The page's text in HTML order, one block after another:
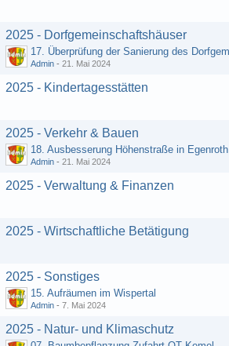
2025 - Dorfgemeinschaftshäuser
Admin - 21. Mai 2024
2025 - Kindertagesstätten
2025 - Verkehr & Bauen
18. Ausbesserung Höhenstraße in Egenroth
Admin - 21. Mai 2024
2025 - Verwaltung & Finanzen
2025 - Wirtschaftliche Betätigung
2025 - Sonstiges
15. Aufräumen im Wispertal
Admin - 7. Mai 2024
2025 - Natur- und Klimaschutz